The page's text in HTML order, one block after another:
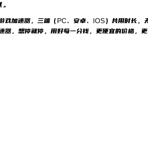
戏加速器，三端（PC、安卓、IOS）共用时长
器，想停就停，用好每一分钱，更便宜的价格，